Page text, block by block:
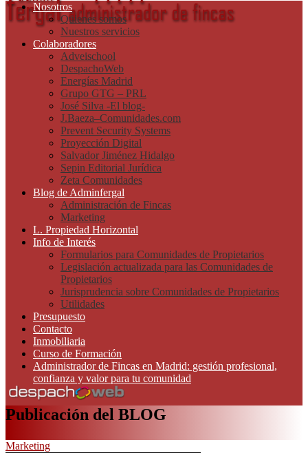
Nosotros
Quienes somos
Nuestros servicios
Colaboradores
Adveischool
DespachoWeb
Energías Madrid
Grupo GTG – PRL
José Silva -El blog-
J.Baeza–Comunidades.com
Prevent Security Systems
Proyección Digital
Salvador Jiménez Hidalgo
Sepin Editorial Jurídica
Zeta Comunidades
Blog de Adminfergal
Administración de Fincas
Marketing
L. Propiedad Horizontal
Info de Interés
Formularios para Comunidades de Propietarios
Legislación actualizada para las Comunidades de
Propietarios
Jurisprudencia sobre Comunidades de Propietarios
Utilidades
Presupuesto
Contacto
Inmobiliaria
Curso de Formación
Administrador de Fincas en Madrid: gestión profesional,
confianza y valor para tu comunidad
Publicación del BLOG
Marketing